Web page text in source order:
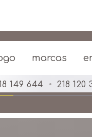
marcas
149 644 • 218 120
simpáticos,
S. – Jan. 2022